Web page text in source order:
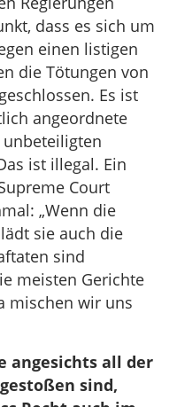
dass es sich um
einen listigen
die Tötungen von
Es ist
angeordnete
ist illegal. Ein
Court
„Wenn die
sie auch die
sind
meisten Gerichte
mischen wir uns
angesichts all der
sind,